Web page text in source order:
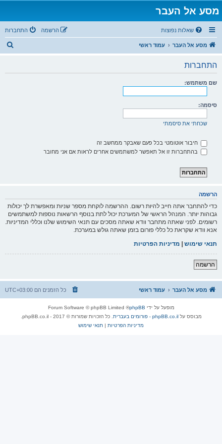
מסע אל העבר
שאלות נפוצות התחברות הרשמה
מסע אל העבר עמוד ראשי
התחברות
שם משתמש:
סיסמה:
שכחתי את סיסמתי
חיבור אוטומטי בכל פעם שאבקר ממחשב זה
בהתחברות זו אל תאפשר למשתמשים אחרים לראות אם אני מחובר
הרשמה
כדי להתחבר אתה חייב להיות רשום. ההרשמה לוקחת מספר שניות ומאפשרת לך יכולות
גבוהות יותר. המנהל הראשי של המערכת יכול לתת בנוסף הרשאות נוספות למשתמשים
רשומים. לפני שאתה מתחבר וודא שאתה מסכים עם תנאי השימוש שלנו וכללי המדיניות.
אנא וודא שקראת כל כללי פורום בזמן שאתה גולש במערכת.
תנאי שימוש | מדיניות הפרטיות
הרשמה
מסע אל העבר עמוד ראשי כל הזמנים הם UTC+03:00
מופעל על ידי phpBB
® Forum Software © phpBB Limited
מבוסס עלphpBB.co.il - פורומים בעברית
. כל הזכויות שמורות © 2017 - phpBB.co.il.
מדיניות הפרטיות | תנאי שימוש